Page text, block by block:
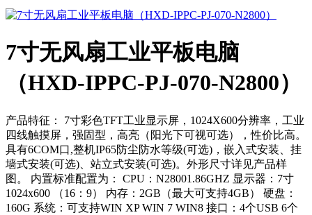
7寸无风扇工业平板电脑
（HXD-IPPC-PJ-070-N2800）
产品特征： 7寸彩色TFT工业显示屏，1024X600分辨率，工业
四线触摸屏，强固型，高亮（阳光下可视可选），性价比高。
具有6COM口,整机IP65防尘防水等级(可选)，嵌入式安装、挂
墙式安装(可选)、站立式安装(可选)。外形尺寸详见产品样
图。 内置标准配置为： CPU：N28001.86GHZ 显示器：7寸
1024x600 （16：9） 内存：2GB（最大可支持4GB） 硬盘：
160G 系统：可支持WIN XP WIN 7 WIN8 接口：4个USB 6个